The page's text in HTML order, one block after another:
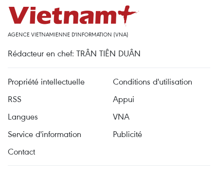
AGENCE VIETNAMIENNE D'INFORMATION (VNA)
Rédacteur en chef: TRÂN TIÊN DUÂN
Propriété intellectuelle
Conditions d'utilisation
RSS
Appui
Langues
VNA
Service d'information
Publicité
Contact